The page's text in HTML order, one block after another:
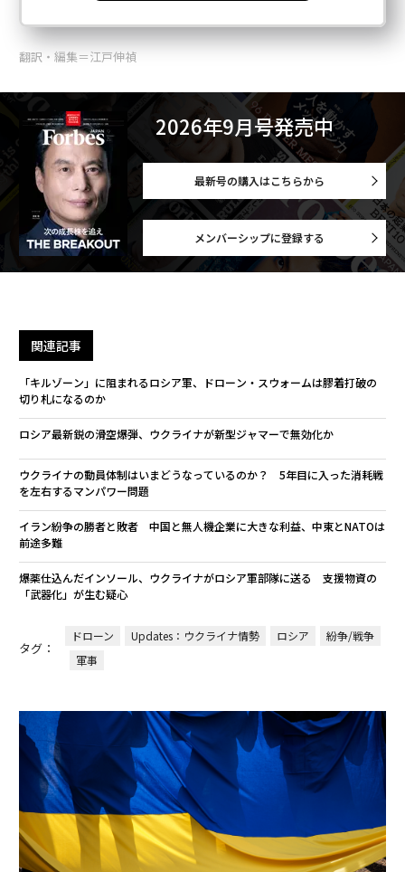
翻訳・編集＝江戸伸禎
2026年9月号発売中
最新号の購入はこちらから
メンバーシップに登録する
関連記事
「キルゾーン」に阻まれるロシア軍、ドローン・スウォームは膠着打破の
切り札になるのか
ロシア最新鋭の滑空爆弾、ウクライナが新型ジャマーで無効化か
ウクライナの動員体制はいまどうなっているのか？ 5年目に入った消耗戦
を左右するマンパワー問題
イラン紛争の勝者と敗者 中国と無人機企業に大きな利益、中東とNATOは
前途多難
爆薬仕込んだインソール、ウクライナがロシア軍部隊に送る 支援物資の
「武器化」が生む疑心
タグ：
ドローン Updates：ウクライナ情勢 ロシア
紛争/戦争
軍事